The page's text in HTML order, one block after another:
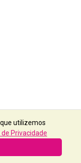
utilizemos
de Privacidade